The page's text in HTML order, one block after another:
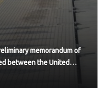
memorandum of
between the United…